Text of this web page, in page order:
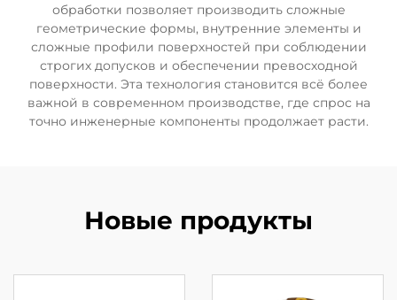
обработки позволяет производить сложные
геометрические формы, внутренние элементы и
сложные профили поверхностей при соблюдении
строгих допусков и обеспечении превосходной
поверхности. Эта технология становится всё более
важной в современном производстве, где спрос на
точно инженерные компоненты продолжает расти.
Новые продукты